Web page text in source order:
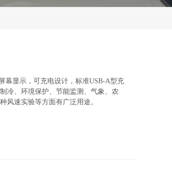
幕显示，可充电设计，标准USB-A型充
冷、环境保护、节能监测、气象、农
风速实验等方面有广泛用途。